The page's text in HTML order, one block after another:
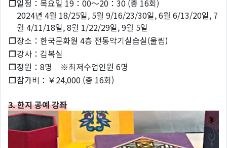
❐일정：목요일 19：00～20：30 (총 16회)
2024년 4월 18/25일, 5월 9/16/23/30일, 6월 6/13/20일, 7
월 4/11/18일, 8월 1/22/29일, 9월 5일
❐장소：한국문화원 4층 전통악기실습실(울림)
❐강사：김복실
❐정원：8명 ※최저수업인원 6명
❐참가비：￥24,000 (총 16회)
3. 한지 공예 강좌